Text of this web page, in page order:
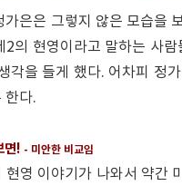
가은은 그렇지 않은 모습을
2의 현영이라고 말하는 사
각을 들게 했다. 어차피 정
한다.
면! - 미안한 비교임
현영 이야기가 나와서 약간